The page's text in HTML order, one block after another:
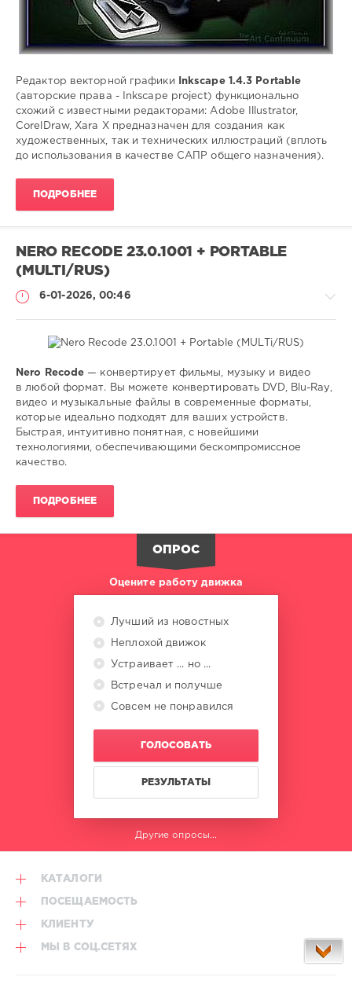
графики
контуры,
расширения
редактора
Редактор векторной графики
Inkscape 1.4.3 Portable
(авторские права - Inkscape project) функционально
схожий с известными редакторами: Adobe Illustrator,
CorelDraw, Xara X предназначен для создания как
художественных, так и технических иллюстраций (вплоть
до использования в качестве САПР общего назначения).
ПОДРОБНЕЕ
NERO RECODE 23.0.1001 + PORTABLE
(MULTI/RUS)
6-01-2026, 00:46
Софт
SamDel
86
0
Ray
видео,
конвертер
Nero Recode — конвертирует фильмы, музыку и видео
в любой формат. Вы можете конвертировать DVD, Blu-Ray,
видео и музыкальные файлы в современные форматы,
которые идеально подходят для ваших устройств.
Быстрая, интуитивно понятная, с новейшими
технологиями, обеспечивающими бескомпромиссное
качество.
ПОДРОБНЕЕ
ОПРОС
Оцените работу движка
Лучший из новостных
Неплохой движок
Устраивает ... но ...
Встречал и получше
Совсем не понравился
ГОЛОСОВАТЬ
РЕЗУЛЬТАТЫ
Другие опросы...
КАТАЛОГИ
ПОСЕЩАЕМОСТЬ
КЛИЕНТУ
МЫ В СОЦ.СЕТЯХ